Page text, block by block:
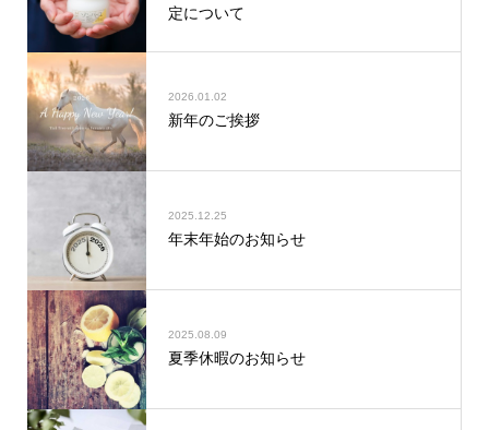
定について
2026.01.02
新年のご挨拶
2025.12.25
年末年始のお知らせ
2025.08.09
夏季休暇のお知らせ